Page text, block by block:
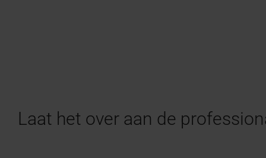
Laat het over aan de